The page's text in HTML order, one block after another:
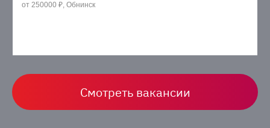
от 250000 ₽, Обнинск
Смотреть вакансии